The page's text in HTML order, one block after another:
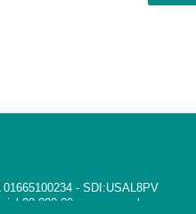
- SDI:USAL8PV
98.800,00 euros compl.